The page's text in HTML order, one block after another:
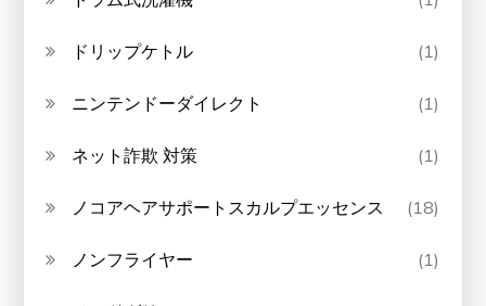
ドリップケトル (1)
ニンテンドーダイレクト (1)
ネット詐欺 対策 (1)
ノコアヘアサポートスカルプエッセンス (18)
ノンフライヤー (1)